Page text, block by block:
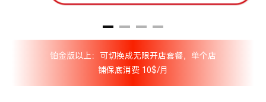
铂金版以上：可切换成无限开店套餐，单个店
铺保底消费 10$/月